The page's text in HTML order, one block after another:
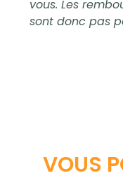
vous. Les
sont donc pas
VOUS